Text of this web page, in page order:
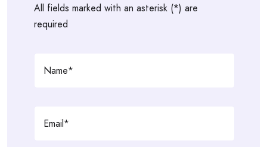
All fields marked with an asterisk (*) are
required